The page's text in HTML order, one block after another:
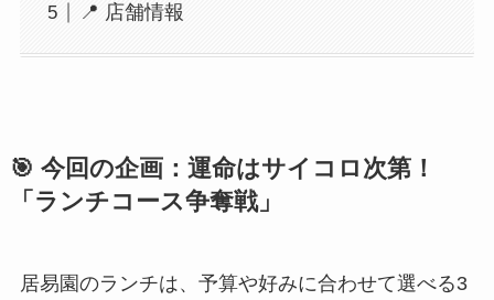
📍 店舗情報
🎯 今回の企画：運命はサイコロ次第！
「ランチコース争奪戦」
居易園のランチは、予算や好みに合わせて選べる3